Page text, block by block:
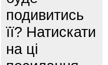
подивитись
її? Натискати
на ці